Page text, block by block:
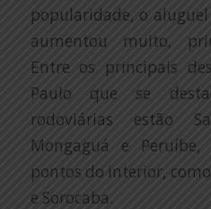
popularidade, o
aumentou muito,
Entre os principais
Paulo que se
rodoviárias estão
Mongaguá e
pontos do interior,
e Sorocaba.